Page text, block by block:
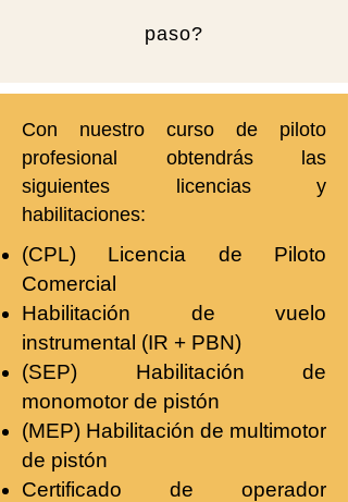
paso?
Con nuestro curso de piloto
profesional obtendrás las
siguientes licencias y
habilitaciones:
(CPL) Licencia de Piloto
Comercial
Habilitación de vuelo
instrumental (IR + PBN)
(SEP) Habilitación de
monomotor de pistón
(MEP) Habilitación de multimotor
de pistón
Certificado de operador